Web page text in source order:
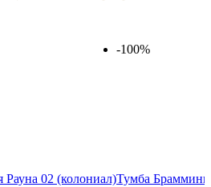
Рауна 02 (колониал)
-100%
Тумба Брамминг